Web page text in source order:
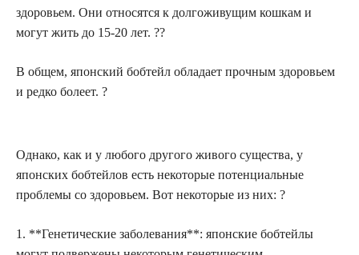
здоровьем. Они относятся к долгоживущим кошкам и
могут жить до 15-20 лет. ??
В общем, японский бобтейл обладает прочным здоровьем
и редко болеет. ?
Однако, как и у любого другого живого существа, у
японских бобтейлов есть некоторые потенциальные
проблемы со здоровьем. Вот некоторые из них: ?
1. **Генетические заболевания**: японские бобтейлы